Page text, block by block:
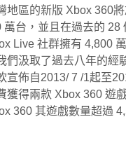
區的新版 Xbox 360
萬台，並且在過去的 28
Live 社群擁有 4,800
們汲取了過去八年的經
佈自2013/ 7 /1起至
獲得兩款 Xbox 360 遊
360 其遊戲數量超過